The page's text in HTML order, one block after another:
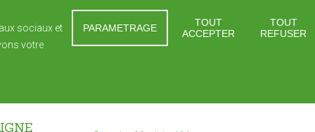
JEUNESSE SOLIDARITÉS
sociaux et
votre
PARAMETRAGE
TOUT
ACCEPTER
TOUT
REFUSER